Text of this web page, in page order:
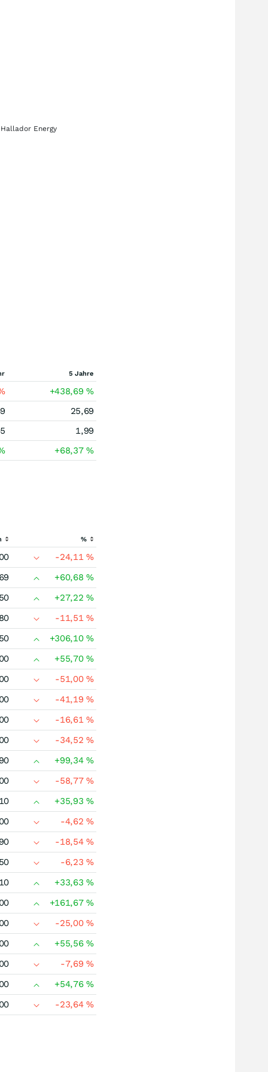
Hallador Energy
5 Jahre
+438,69%
25,69
1,99
+68,37%
%
-24,11%
+60,68%
+27,22%
-11,51%
+306,10%
+55,70%
-51,00%
-41,19%
-16,61%
-34,52%
+99,34%
-58,77%
+35,93%
-4,62%
-18,54%
-6,23%
+33,63%
+161,67%
-25,00%
+55,56%
-7,69%
+54,76%
-23,64%